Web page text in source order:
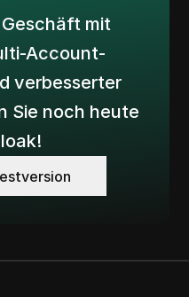
mit
Account-
verbesserter
Sie noch heute